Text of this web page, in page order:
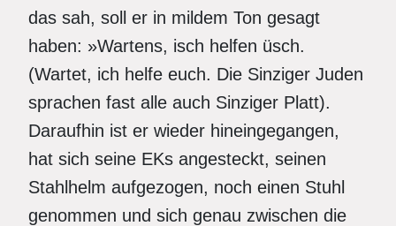
das sah, soll er in mildem Ton gesagt
haben: »Wartens, isch helfen üsch.
(Wartet, ich helfe euch. Die Sinziger Juden
sprachen fast alle auch Sinziger Platt).
Daraufhin ist er wieder hineingegangen,
hat sich seine EKs angesteckt, seinen
Stahlhelm aufgezogen, noch einen Stuhl
genommen und sich genau zwischen die